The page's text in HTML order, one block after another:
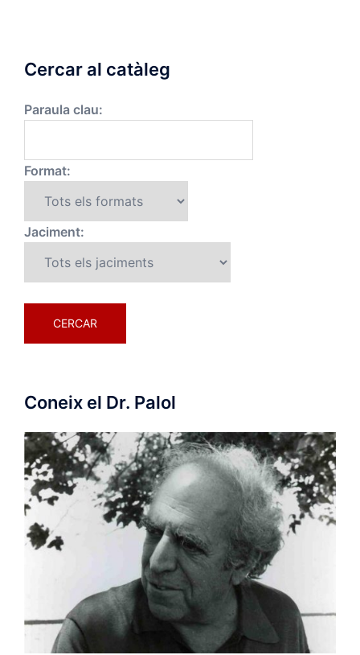
Cercar al catàleg
Paraula clau:
Format:
Jaciment:
Coneix el Dr. Palol